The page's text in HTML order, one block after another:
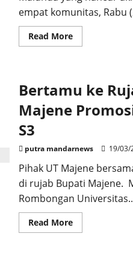
empat komunitas, Rabu
Read MoreRead
more
Pemkab
Majene
Bangun
Kembali
Hancur
di
Malunda
Bertamu ke
Majene
S3
putra mandarnews 19/03/
Pihak UT Majene
di rujab Bupati Majene.
Rombongan
Read MoreRead
more